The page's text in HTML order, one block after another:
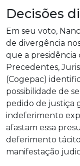
Decisões
Em seu voto,
de divergência
que a presidência
Precedentes,
(Cogepac)
possibilidade de
pedido de justiça
indeferimento
afastam essa
deferimento
manifestação